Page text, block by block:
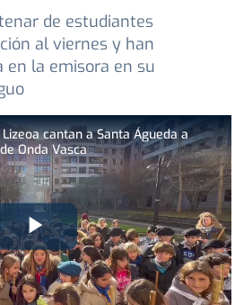
de estudiantes
al viernes y han
en la emisora en su
cantan a Santa Águeda a
Onda Vasca
Play
Video